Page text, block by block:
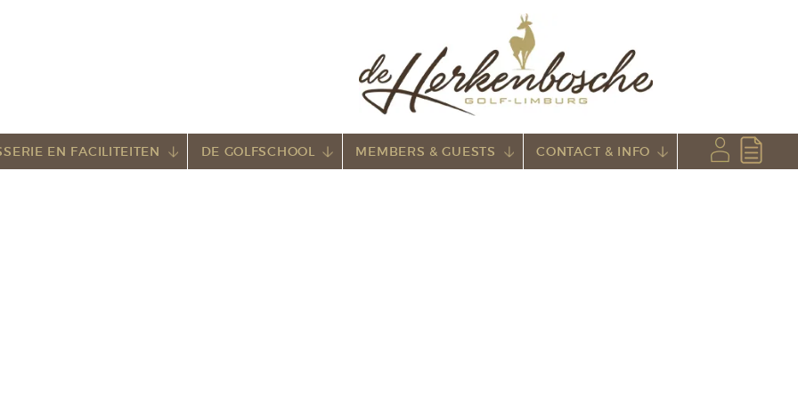
EN FACILITEITEN DE GOLFSCHOOL MEMBERS & GUESTS CONTACT & INFO